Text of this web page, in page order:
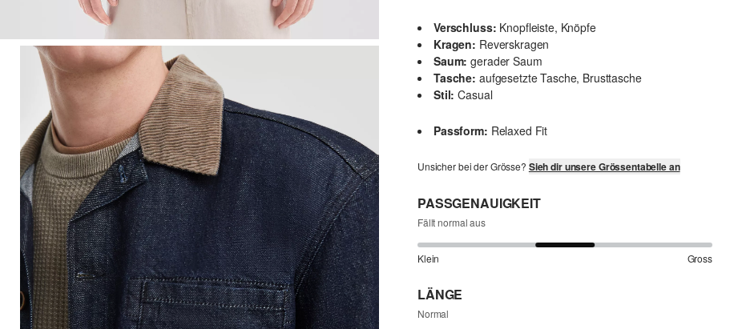
Verschluss: Knopfleiste, Knöpfe
Kragen: Reverskragen
Saum: gerader Saum
Tasche: aufgesetzte Tasche, Brusttasche
Stil: Casual
Passform: Relaxed Fit
Unsicher bei der Grösse? Sieh dir unsere Grössentabelle an
PASSGENAUIGKEIT
Fällt normal aus
Klein Gross
LÄNGE
Normal